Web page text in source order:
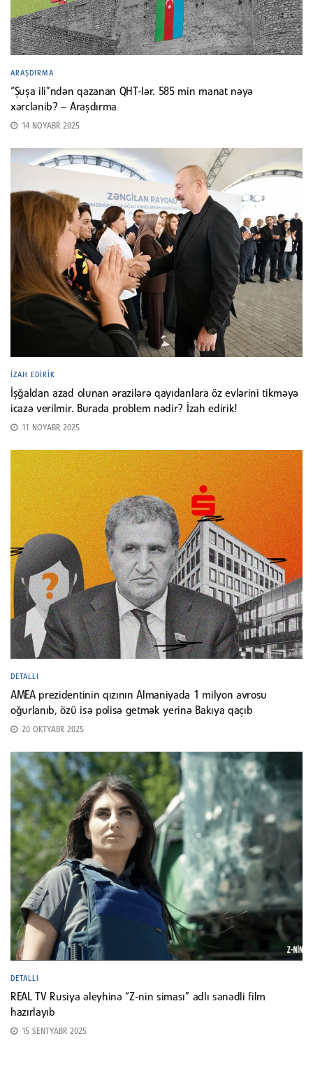
ARAŞDIRMA
“Şuşa ili”ndən qazanan QHT-lər. 585 min manat nəyə
xərclənib? – Araşdırma
14 NOYABR 2025
İZAH EDIRIK
İşğaldan azad olunan ərazilərə qayıdanlara öz evlərini tikməyə
icazə verilmir. Burada problem nədir? İzah edirik!
11 NOYABR 2025
DETALLI
AMEA prezidentinin qızının Almaniyada 1 milyon avrosu
oğurlanıb, özü isə polisə getmək yerinə Bakıya qaçıb
20 OKTYABR 2025
DETALLI
REAL TV Rusiya əleyhinə “Z-nin siması” adlı sənədli film
hazırlayıb
15 SENTYABR 2025